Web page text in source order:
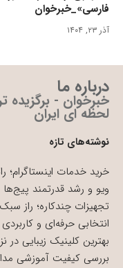
فارسی»_خبرخوان
آذر ۲۳, ۱۴۰۴
درباره ما
خبرخوان - برگزیده
لحظه ای ایران
نوشته‌های تازه
خرید خدمات اینستاگرام؛
ویو و رشد قدرتمند پیج‌ها
تجهیزات چندکاره؛ راز
انتخابی حرفه‌ای و
بهترین کلینیک زیبایی در
بررسی کیفیت آموزشی